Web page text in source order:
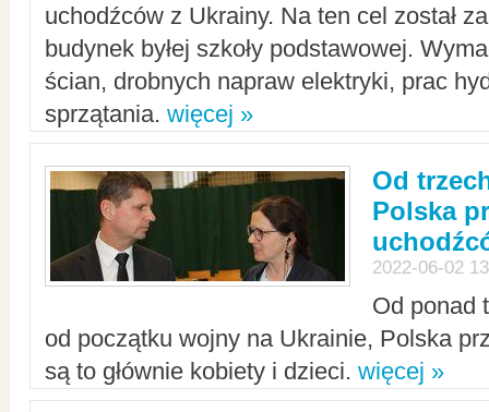
uchodźców z Ukrainy. Na ten cel został
budynek byłej szkoły podstawowej.
ścian, drobnych napraw elektryki, prac
sprzątania. więcej »
Od
Polska
2022-06-02
Od ponad
od początku wojny na Ukrainie, Polska
są to głównie kobiety i dzieci. więcej »